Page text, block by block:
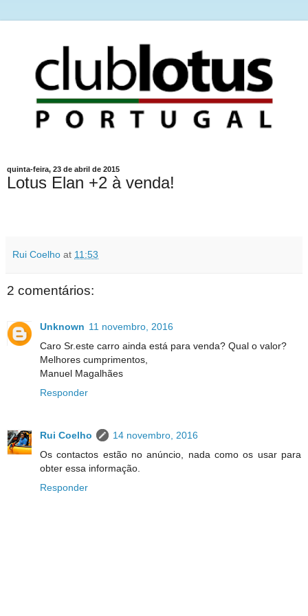
quinta-feira, 23 de abril de 2015
Lotus Elan +2 à venda!
Rui Coelho at 11:53
2 comentários:
Unknown 11 novembro, 2016
Caro Sr.este carro ainda está para venda? Qual o valor?
Melhores cumprimentos,
Manuel Magalhães
Responder
Rui Coelho
14 novembro, 2016
Os contactos estão no anúncio, nada como os usar para
obter essa informação.
Responder